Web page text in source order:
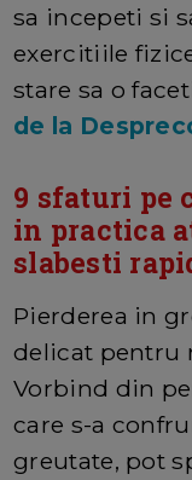
sa incepeti si
exercitiile
stare sa o
de la
9 sfaturi pe
in practica
slabesti
Pierderea in
delicat pentru
Vorbind din
care s-a
greutate, pot